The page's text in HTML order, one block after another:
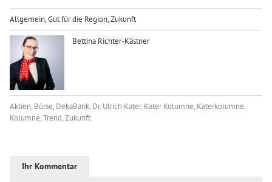
Allgemein,Gut für die Region,Zukunft
Bettina Richter-Kästner
Aktien, Börse, DekaBank, Dr. Ulrich Kater, Kater Kolumne, Katerkolumne,
Kolumne,Trend,Zukunft
Ihr Kommentar